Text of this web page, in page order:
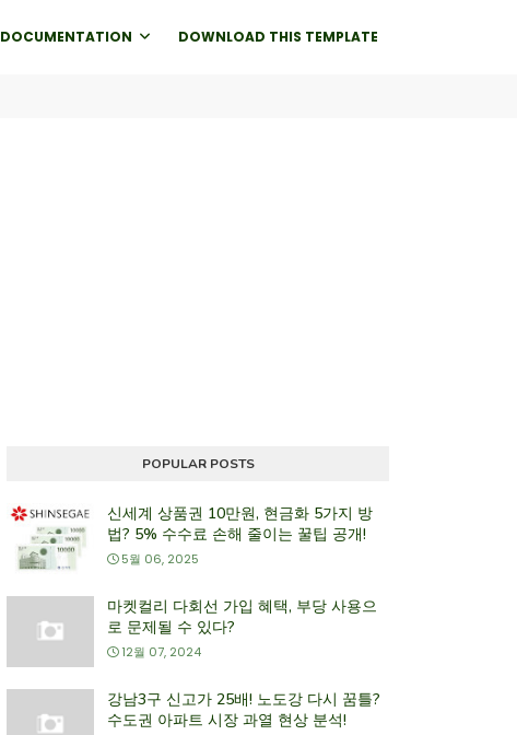
DOCUMENTATION DOWNLOAD THIS TEMPLATE
POPULAR POSTS
신세계 상품권 10만원, 현금화 5가지 방
법? 5% 수수료 손해 줄이는 꿀팁 공개!
5월 06, 2025
마켓컬리 다회선 가입 혜택, 부당 사용으
로 문제될 수 있다?
12월 07, 2024
강남3구 신고가 25배! 노도강 다시 꿈틀?
수도권 아파트 시장 과열 현상 분석!